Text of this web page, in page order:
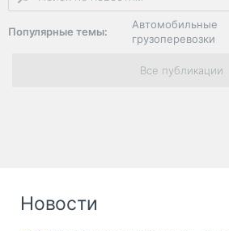
Популярные темы:
Автомобильные
грузоперевозки
Региональная
логистика
Все публикации
Новости